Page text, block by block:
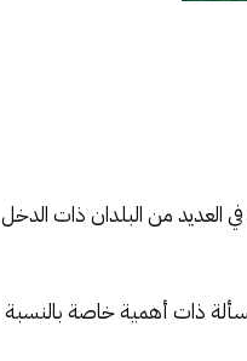
في العديد من البلدان ذات الدخل
ذات أهمية خاصة بالنسبة